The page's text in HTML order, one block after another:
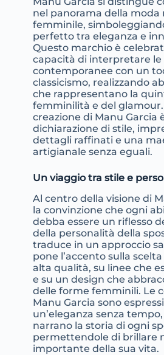
nel panorama della moda
femminile,
perfetto tra eleganza e
Questo marchio è
capacità di interpretare le
contemporanee con un
classicismo, realizzando
che rappresentano la
femminilità e del
creazione di Manu Garcia
dichiarazione di stile,
dettagli raffinati e una
artigianale senza eguali.
Un viaggio tra stile e
Al centro della visione di
la convinzione che ogni
debba essere un riflesso
della personalità della
traduce in un approccio
pone l’accento sulla
alta qualità, su linee che
e su un design che
delle forme femminili. Le
Manu Garcia sono
un’eleganza senza
narrano la storia di ogni
permettendole di brillare
importante della sua vita.